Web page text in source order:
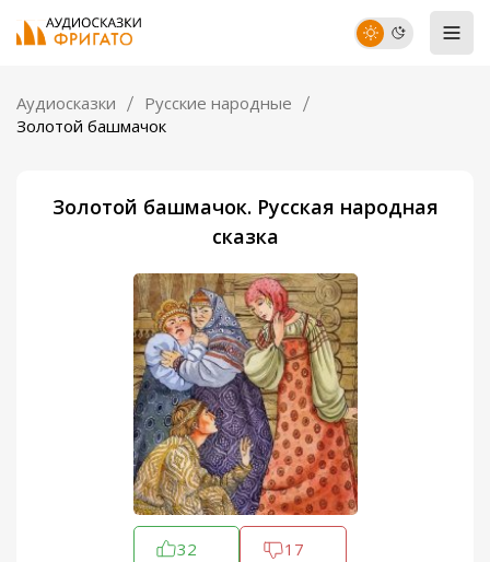
Аудиосказки
Русские народные
Золотой башмачок
Золотой башмачок. Русская народная
сказка
32 17